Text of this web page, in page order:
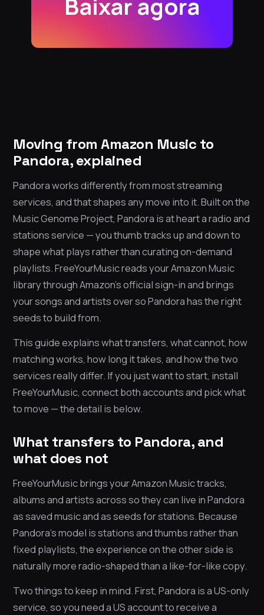
Moving from Amazon Music to
Pandora, explained
Pandora works differently from most streaming
services, and that shapes any move into it. Built on the
Music Genome Project, Pandora is at heart a radio and
stations service — you thumb tracks up and down to
shape what plays rather than curating on-demand
playlists. FreeYourMusic reads your Amazon Music
library through Amazon’s official sign-in and brings
your songs and artists over so Pandora has the right
seeds to build from.
This guide explains what transfers, what cannot, how
matching works, how long it takes, and how the two
services really differ. If you just want to start, install
FreeYourMusic, connect both accounts and pick what
to move — the detail is below.
What transfers to Pandora, and
what does not
FreeYourMusic brings your Amazon Music tracks,
albums and artists across so they can live in Pandora
as saved music and as seeds for stations. Because
Pandora’s model is stations and thumbs rather than
fixed playlists, the experience on the other side is
naturally more radio-shaped than a like-for-like copy.
Two things to keep in mind. First, Pandora is a US-only
service, so you need a US account to receive a